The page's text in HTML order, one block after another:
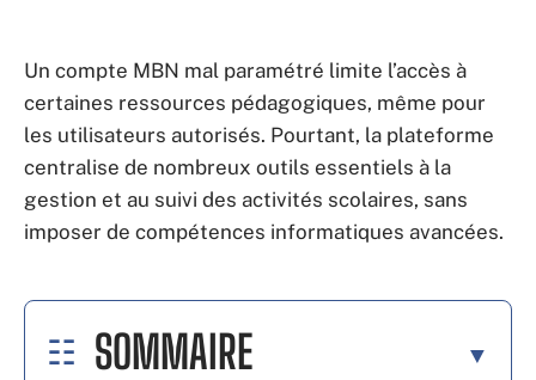
Un compte MBN mal paramétré limite l’accès à
certaines ressources pédagogiques, même pour
les utilisateurs autorisés. Pourtant, la plateforme
centralise de nombreux outils essentiels à la
gestion et au suivi des activités scolaires, sans
imposer de compétences informatiques avancées.
SOMMAIRE